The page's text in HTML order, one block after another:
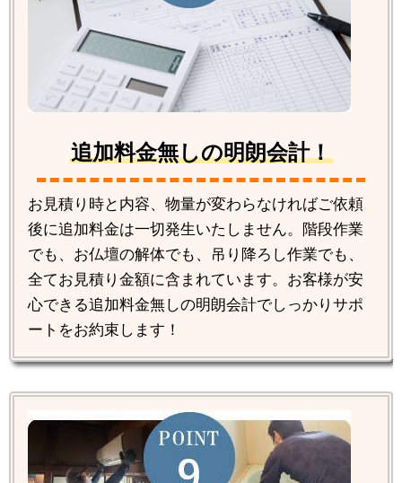
追加料金無しの明朗会計！
お見積り時と内容、物量が変わらなければご依頼
後に追加料金は一切発生いたしません。階段作業
でも、お仏壇の解体でも、吊り降ろし作業でも、
全てお見積り金額に含まれています。お客様が安
心できる追加料金無しの明朗会計でしっかりサポ
ートをお約束します！